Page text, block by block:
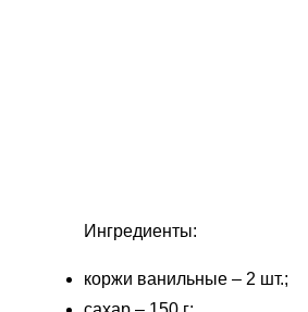
Ингредиенты:
коржи ванильные – 2 шт.;